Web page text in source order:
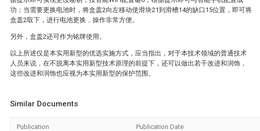
功；当需要更换电池时，将盒盖2向左移动使滑块21到滑槽14的缺口15位置，即可将
盒盖2取下，进行电池更换，操作非常方便。
另外，盒盖2还可作为铭牌使用。
以上所述仅是本实用新型的优选实施方式，应当指出，对于本技术领域的普通技术
人员来说，在不脱离本实用新型技术原理的前提下，还可以做出若干改进和润饰，
这些改进和润饰也应视为本实用新型的保护范围。
Similar Documents
Publication Publication Date